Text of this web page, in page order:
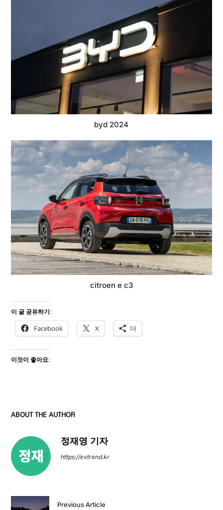
byd 2024
citroen e c3
이 글 공유하기:
Facebook X 더
이것이 좋아요:
ABOUT THE AUTHOR
정재영 기자
https://evtrend.kr
Previous Article